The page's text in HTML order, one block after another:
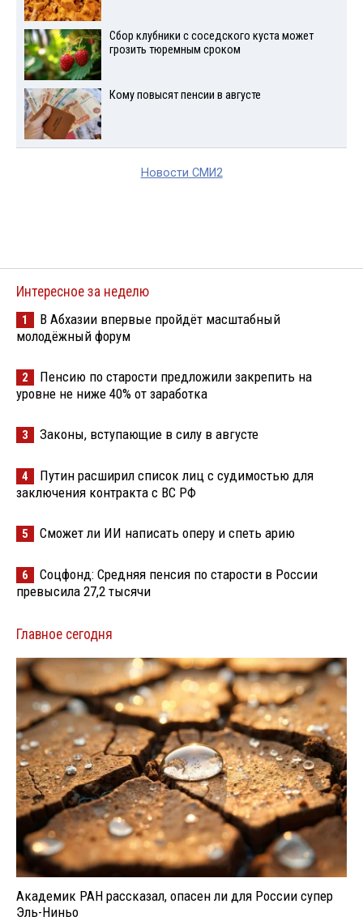
Сбор клубники с соседского куста может
грозить тюремным сроком
Кому повысят пенсии в августе
Новости СМИ2
Интересное за неделю
1
В Абхазии впервые пройдёт масштабный
молодёжный форум
2
Пенсию по старости предложили закрепить на
уровне не ниже 40% от заработка
3 Законы, вступающие в силу в августе
4
Путин расширил список лиц с судимостью для
заключения контракта с ВС РФ
5 Сможет ли ИИ написать оперу и спеть арию
6
Соцфонд: Средняя пенсия по старости в России
превысила 27,2 тысячи
Главное сегодня
Академик РАН рассказал, опасен ли для России супер
Эль-Ниньо